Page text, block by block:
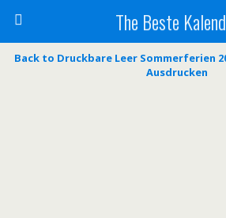
The Beste
Back to Druckbare Leer Sommerferien
Ausdrucken